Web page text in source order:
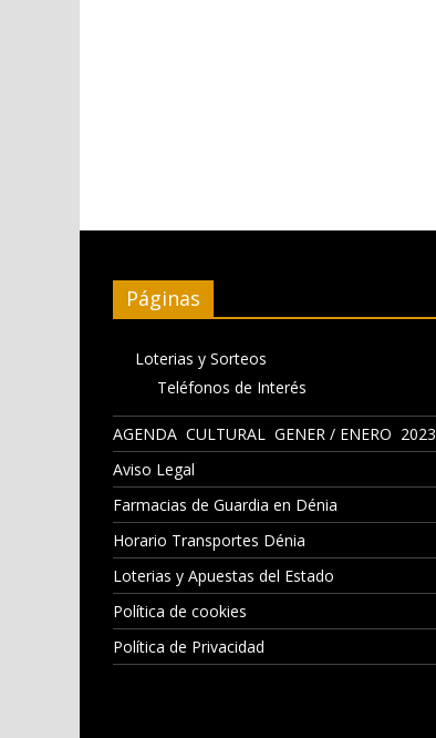
Páginas
Loterias y Sorteos
Teléfonos de Interés
AGENDA CULTURAL GENER / ENERO 2023
Aviso Legal
Farmacias de Guardia en Dénia
Horario Transportes Dénia
Loterias y Apuestas del Estado
Política de cookies
Política de Privacidad